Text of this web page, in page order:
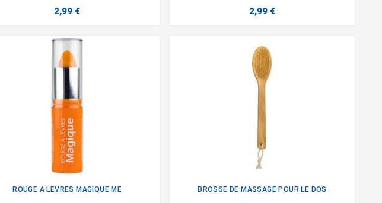
2,99 € 2,99 €
ROUGE A LEVRES MAGIQUE ME BROSSE DE MASSAGE POUR LE DOS